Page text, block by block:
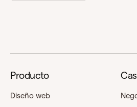
Producto
Diseño web